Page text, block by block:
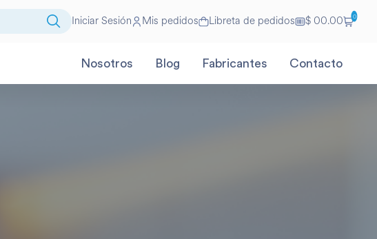
Iniciar Sesión Mis pedidos Libreta de pedidos $ 00.00 0
Nosotros Blog Fabricantes Contacto